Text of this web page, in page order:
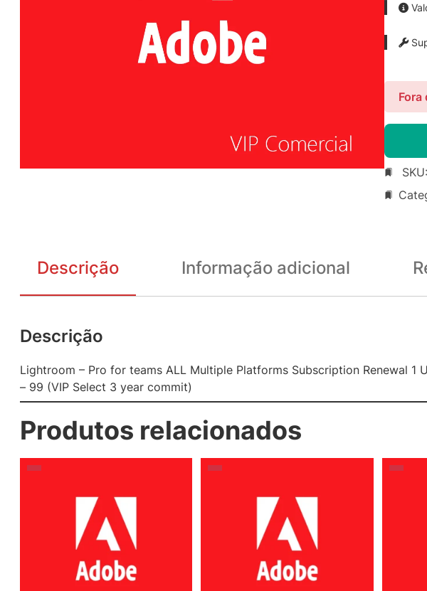
Fora
SKU:
Descrição Informação adicional
Descrição
Lightroom – Pro for teams ALL Multiple Platforms Subscription Renewal 1
– 99 (VIP Select 3 year commit)
Produtos relacionados